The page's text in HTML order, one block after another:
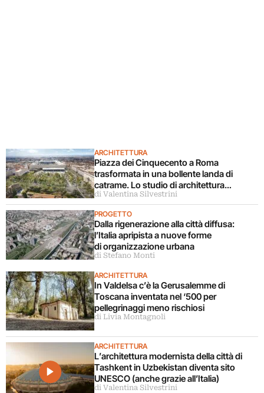
ARCHITETTURA
Piazza dei Cinquecento a Roma
trasformata in una bollente landa di
catrame. Lo studio di architettura
disconosce il progetto
di Valentina Silvestrini
PROGETTO
Dalla rigenerazione alla città diffusa:
l’Italia apripista a nuove forme
di organizzazione urbana
di Stefano Monti
ARCHITETTURA
In Valdelsa c’è la Gerusalemme di
Toscana inventata nel ‘500 per
pellegrinaggi meno rischiosi
di Livia Montagnoli
ARCHITETTURA
L’architettura modernista della città di
Tashkent in Uzbekistan diventa sito
UNESCO (anche grazie all’Italia)
di Valentina Silvestrini